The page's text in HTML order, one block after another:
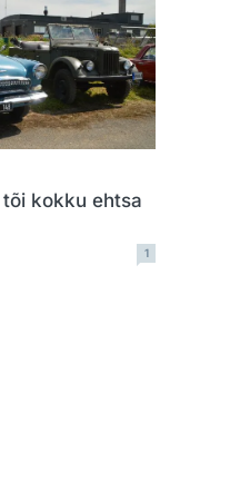
kokku ehtsa
1